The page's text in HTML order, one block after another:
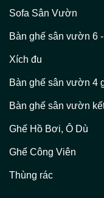
Sofa Sân Vườn
Bàn ghế sân vườn 6
Xích đu
Bàn ghế sân vườn 4
Bàn ghế sân vườn
Ghế Hồ Bơi, Ô Dù
Ghế Công Viên
Thùng rác